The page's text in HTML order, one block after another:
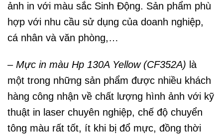
ảnh in với màu sắc Sinh Động. Sản phẩm phù
hợp với nhu cầu sử dụng của doanh nghiệp,
cá nhân và văn phòng,…
– Mực in màu Hp 130A Yellow (CF352A) là
một trong những sản phẩm được nhiều khách
hàng công nhận về chất lượng hình ảnh với kỹ
thuật in laser chuyên nghiệp, chế độ chuyển
tông màu rất tốt, ít khi bị đổ mực, đồng thời